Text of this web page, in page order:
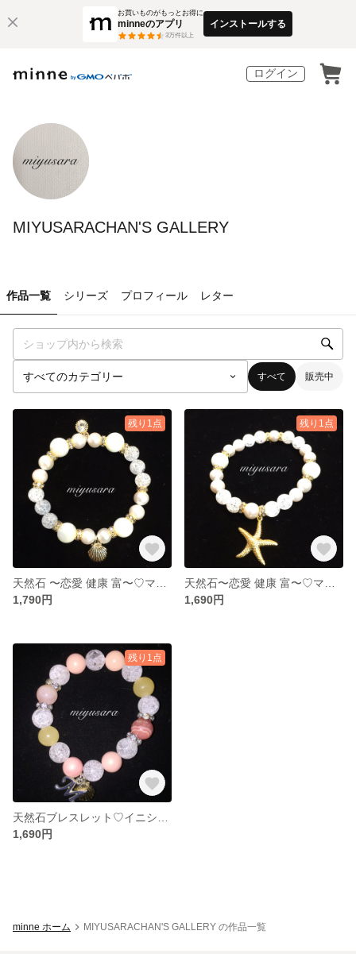
お買いものがもっとお得に
minneのアプリ
3万件以上
インストールする
ログイン
MIYUSARACHAN'S GALLERY
作品一覧 シリーズ プロフィール レター
すべて 販売中
残り1点
1,790円
残り1点
1,690円
残り1点
1,690円
minne ホーム MIYUSARACHAN'S GALLERY の作品一覧